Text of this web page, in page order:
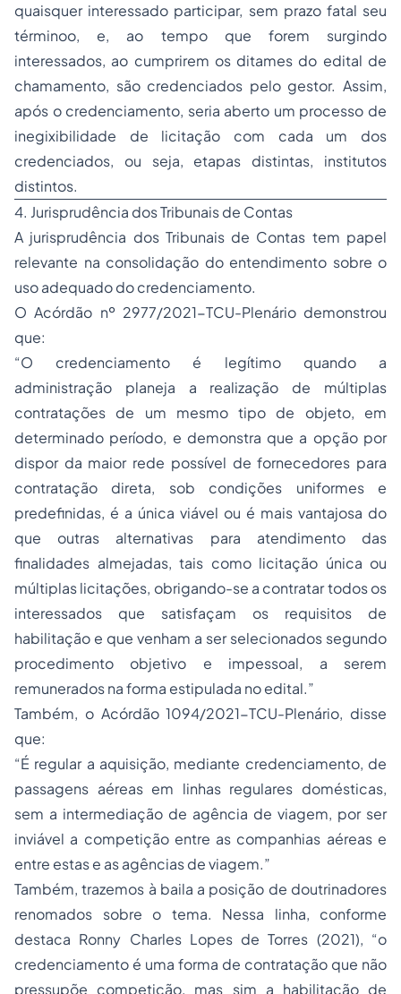
quaisquer interessado participar, sem prazo fatal seu
términoo, e, ao tempo que forem surgindo
interessados, ao cumprirem os ditames do edital de
chamamento, são credenciados pelo gestor. Assim,
após o credenciamento, seria aberto um processo de
inegixibilidade de licitação com cada um dos
credenciados, ou seja, etapas distintas, institutos
distintos.
4. Jurisprudência dos Tribunais de Contas
A jurisprudência dos Tribunais de Contas tem papel
relevante na consolidação do entendimento sobre o
uso adequado do credenciamento.
O Acórdão nº 2977/2021-TCU-Plenário demonstrou
que:
“O credenciamento é legítimo quando a
administração planeja a realização de múltiplas
contratações de um mesmo tipo de objeto, em
determinado período, e demonstra que a opção por
dispor da maior rede possível de fornecedores para
contratação direta, sob condições uniformes e
predefinidas, é a única viável ou é mais vantajosa do
que outras alternativas para atendimento das
finalidades almejadas, tais como licitação única ou
múltiplas licitações, obrigando-se a contratar todos os
interessados que satisfaçam os requisitos de
habilitação e que venham a ser selecionados segundo
procedimento objetivo e impessoal, a serem
remunerados na forma estipulada no edital.”
Também, o Acórdão 1094/2021-TCU-Plenário, disse
que:
“É regular a aquisição, mediante credenciamento, de
passagens aéreas em linhas regulares domésticas,
sem a intermediação de agência de viagem, por ser
inviável a competição entre as companhias aéreas e
entre estas e as agências de viagem.”
Também, trazemos à baila a posição de doutrinadores
renomados sobre o tema. Nessa linha, conforme
destaca Ronny Charles Lopes de Torres (2021), “o
credenciamento é uma forma de contratação que não
pressupõe competição, mas sim a habilitação de